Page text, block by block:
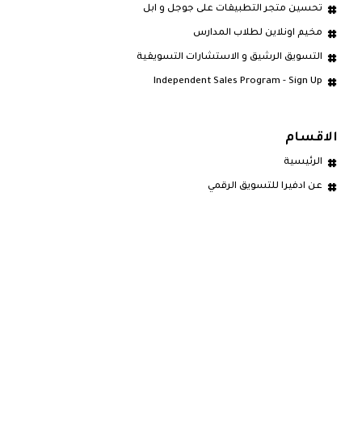
تحسين متجر التطبيقات على جوجل و ابل
مخيم اونلاين لطلاب المدارس
التسويق الرشيق و الاستشارات التسويقية
Independent Sales Program - Sign Up
الاقسام
الرئيسية
عن ادفيرا للتسويق الرقمي